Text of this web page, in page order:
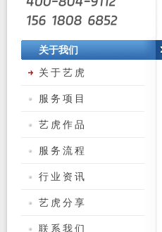
关于我们
关于艺虎
服务项目
艺虎作品
服务流程
行业资讯
艺虎分享
联系我们